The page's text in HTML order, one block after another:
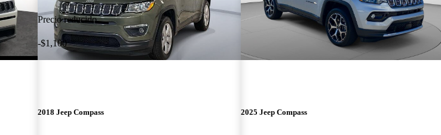
Precio reducido
-$1,100
2018 Jeep Compass 2025 Jeep Compass